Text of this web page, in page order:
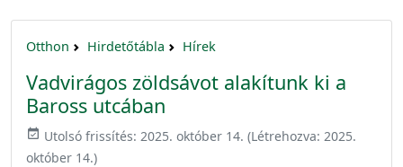
Otthon Hirdetőtábla Hírek
Vadvirágos zöldsávot alakítunk ki a
Baross utcában
event_available Utolsó frissítés: 2025. október 14. (Létrehozva: 2025.
október 14.)